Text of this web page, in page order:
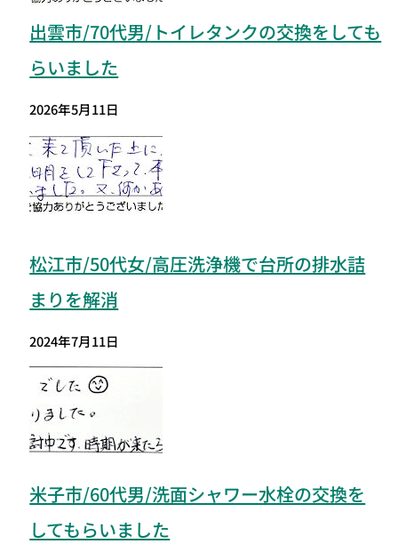
出雲市/70代男/トイレタンクの交換をしても
らいました
2026年5月11日
松江市/50代女/高圧洗浄機で台所の排水詰
まりを解消
2024年7月11日
米子市/60代男/洗面シャワー水栓の交換を
してもらいました